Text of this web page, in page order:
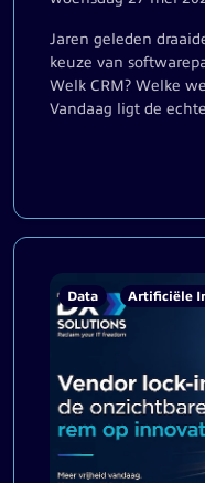
Jaren geleden
keuze van
Welk CRM? Welke
Vandaag ligt de
Data Artificiële